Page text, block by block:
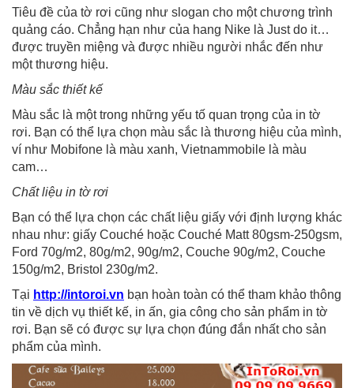
Tiêu đề của tờ rơi cũng như slogan cho một chương trình
quảng cáo. Chẳng hạn như của hang Nike là Just do it…
được truyền miệng và được nhiều người nhắc đến như
một thương hiệu.
Màu sắc thiết kế
Màu sắc là một trong những yếu tố quan trọng của in tờ
rơi. Bạn có thể lựa chọn màu sắc là thương hiệu của mình,
ví như Mobifone là màu xanh, Vietnammobile là màu
cam…
Chất liệu in tờ rơi
Bạn có thể lựa chọn các chất liệu giấy với định lượng khác
nhau như: giấy Couché hoặc Couché Matt 80gsm-250gsm,
Ford 70g/m2, 80g/m2, 90g/m2, Couche 90g/m2, Couche
150g/m2, Bristol 230g/m2.
Tại http://intoroi.vn bạn hoàn toàn có thể tham khảo thông
tin về dịch vụ thiết kế, in ấn, gia công cho sản phẩm in tờ
rơi. Bạn sẽ có được sự lựa chọn đúng đắn nhất cho sản
phẩm của mình.